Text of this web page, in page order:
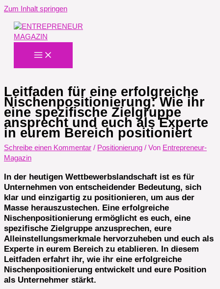
Zum Inhalt springen
Leitfaden für eine erfolgreiche
Nischenpositionierung: Wie ihr
eine spezifische Zielgruppe
ansprecht und euch als Experte
in eurem Bereich positioniert
Schreibe einen Kommentar / Positionierung / Von Entrepreneur-
Magazin
In der heutigen Wettbewerbslandschaft ist es für
Unternehmen von entscheidender Bedeutung, sich
klar und einzigartig zu positionieren, um aus der
Masse herauszustechen. Eine erfolgreiche
Nischenpositionierung ermöglicht es euch, eine
spezifische Zielgruppe anzusprechen, eure
Alleinstellungsmerkmale hervorzuheben und euch als
Experte in eurem Bereich zu etablieren. In diesem
Leitfaden erfahrt ihr, wie ihr eine erfolgreiche
Nischenpositionierung entwickelt und eure Position
als Unternehmer stärkt.